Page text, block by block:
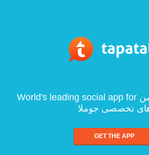
World's leading social app for پارس جوم :: انجمن
تخصصی جوملا
GET THE APP